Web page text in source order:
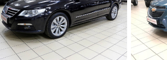
ТИНЬКОФФ
4.9%